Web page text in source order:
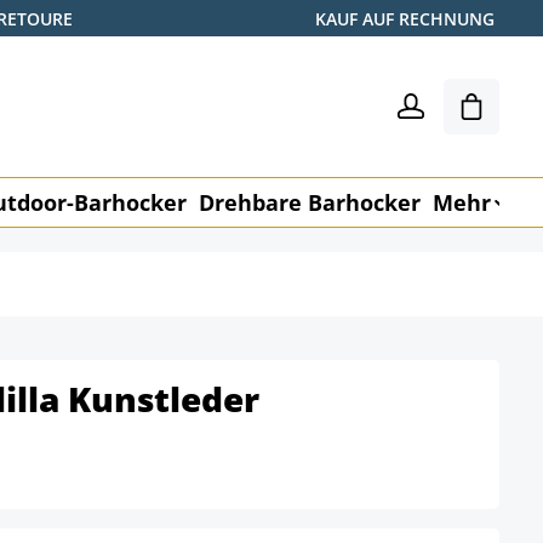
KAUF AUF RECHNUNG
Barhocker Drehbare Barhocker Mehr
Kunstleder